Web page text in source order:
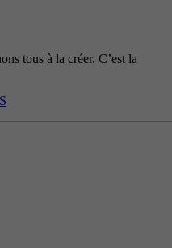
tous à la créer. C’est la